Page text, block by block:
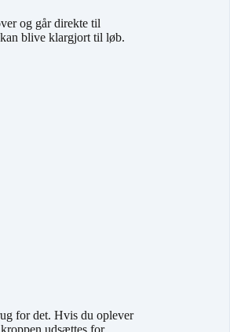
og går direkte til
blive klargjort til løb.
for det. Hvis du oplever